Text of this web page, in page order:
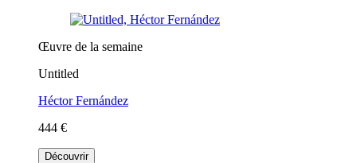
Œuvre de la semaine
Untitled
Héctor Fernández
444 €
Découvrir